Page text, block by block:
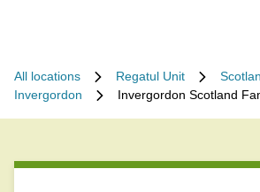
All locations Regatul Unit
Invergordon
Invergordon Scotland